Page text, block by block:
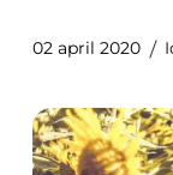
02 april 2020